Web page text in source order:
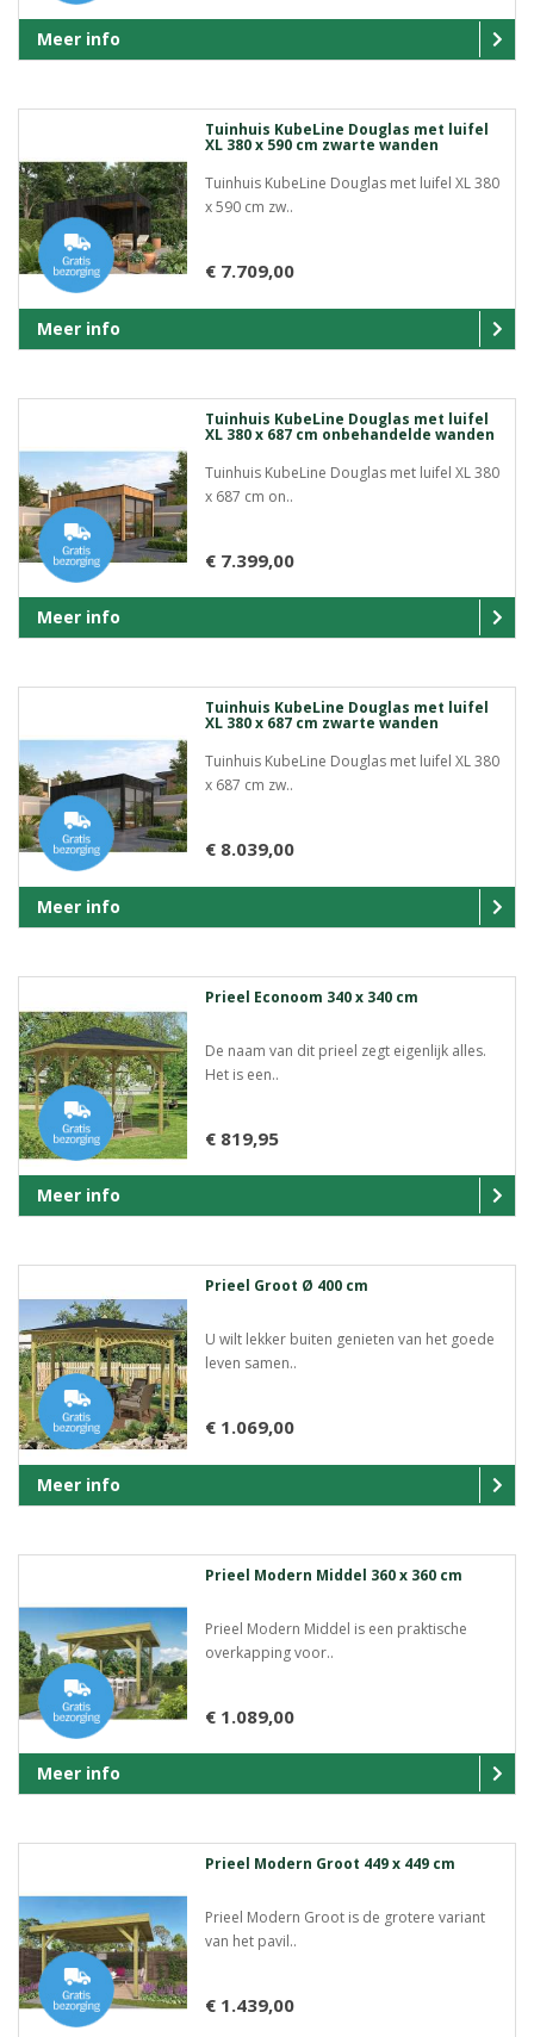
Meer info
Tuinhuis KubeLine Douglas met luifel
XL 380 x 590 cm zwarte wanden
Tuinhuis KubeLine Douglas met luifel XL 380
x 590 cm zw..
€ 7.709,00
Meer info
Tuinhuis KubeLine Douglas met luifel
XL 380 x 687 cm onbehandelde wanden
Tuinhuis KubeLine Douglas met luifel XL 380
x 687 cm on..
€ 7.399,00
Meer info
Tuinhuis KubeLine Douglas met luifel
XL 380 x 687 cm zwarte wanden
Tuinhuis KubeLine Douglas met luifel XL 380
x 687 cm zw..
€ 8.039,00
Meer info
Prieel Econoom 340 x 340 cm
De naam van dit prieel zegt eigenlijk alles.
Het is een..
€ 819,95
Meer info
Prieel Groot Ø 400 cm
U wilt lekker buiten genieten van het goede
leven samen..
€ 1.069,00
Meer info
Prieel Modern Middel 360 x 360 cm
Prieel Modern Middel is een praktische
overkapping voor..
€ 1.089,00
Meer info
Prieel Modern Groot 449 x 449 cm
Prieel Modern Groot is de grotere variant
van het pavil..
€ 1.439,00